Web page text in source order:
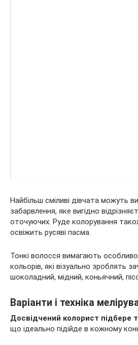
Найбільш сміливі дівчата можуть
забарвлення, яке вигідно
оточуючих. Руде колорування
освіжить русяві пасма.
Тонкі волосся вимагають
кольорів, які візуально зроблять
шоколадний, мідний, коньячний,
Варіанти і техніка
Досвідчений колорист підбере
що ідеально підійде в кожному